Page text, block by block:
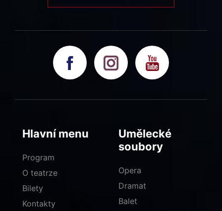
Hlavní menu
Program
O teatrze
Bilety
Kontakty
Umělecké
soubory
Opera
Dramat
Balet